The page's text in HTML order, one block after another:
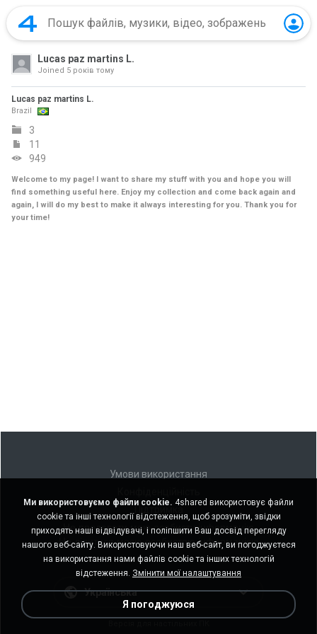
Lucas paz martins L.
Joined 5 років тому
Lucas paz martins L.
Brazil
3
11
949
Welcome to my page! I want to share my stuff with you and hope you will
find something useful here. Enjoy my collection and come back again and
again, I will do my best to make it always interesting for you. Thank you for
your time!
Умови використання
Не продавати мою особисту інформацію
Не ділитися моєю особистою інформацією
Українська
Ми використовуємо файли cookie. 4shared використовує файли
cookie та інші технології відстеження, щоб зрозуміти, звідки
приходять наші відвідувачі, і поліпшити Ваш досвід перегляду
нашого веб-сайту. Використовуючи наш веб-сайт, ви погоджуєтеся
на використання нами файлів cookie та інших технологій
відстеження. Змінити мої налаштування
Я погоджуюся